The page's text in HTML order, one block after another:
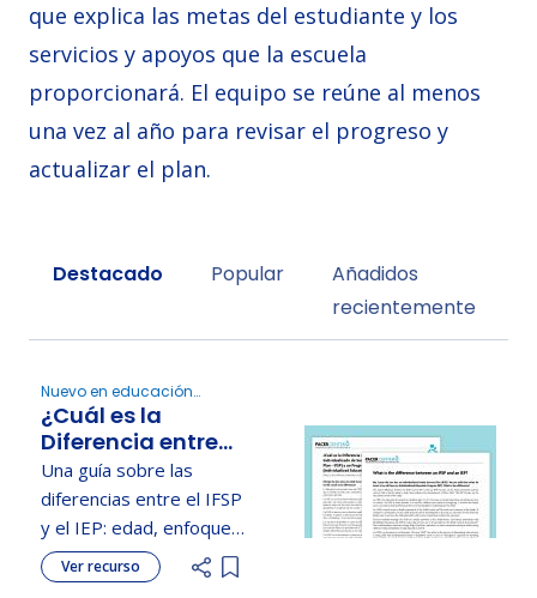
que explica las metas del estudiante y los
servicios y apoyos que la escuela
proporcionará. El equipo se reúne al menos
una vez al año para revisar el progreso y
actualizar el plan.
Sort by
Destacado Popular
Añadidos
recientemente
Nuevo en educación
especial, Desarrollar el IEP,
Transición
¿Cuál es la
Diferencia entre
un Plan Familiar
Individualizado
de Servicios
(IFSP) y un
programa de
Una guía sobre las
diferencias entre el IFSP
y el IEP: edad, enfoque,
entorno y servicios, con
información adicional
Ver recurso
Add item to list